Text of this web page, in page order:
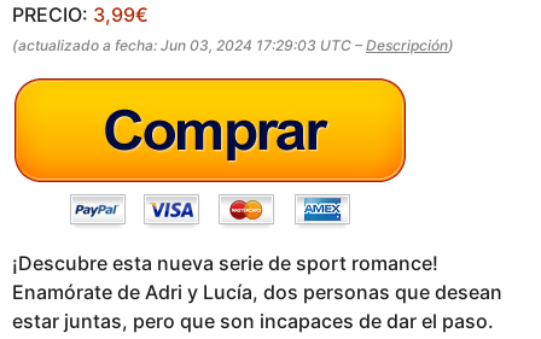
a
g
o
PRECIO: 3,99€
(actualizado a fecha: Jun 03, 2024 17:29:03 UTC – Descripción)
¡Descubre esta nueva serie de sport romance!
Enamórate de Adri y Lucía, dos personas que desean
estar juntas, pero que son incapaces de dar el paso.